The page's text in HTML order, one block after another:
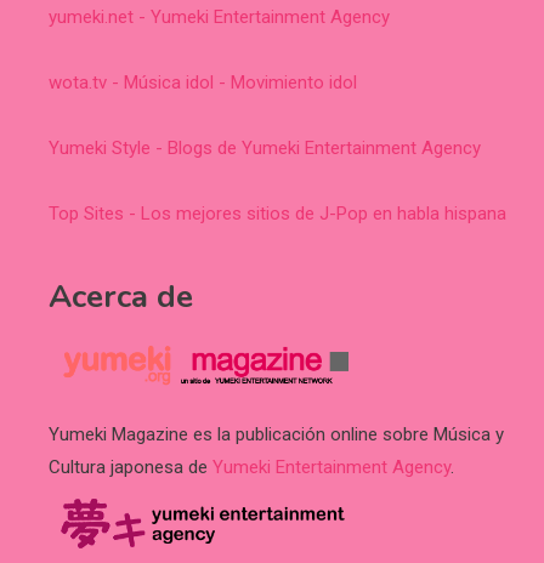
yumeki.net - Yumeki Entertainment Agency
wota.tv - Música idol - Movimiento idol
Yumeki Style - Blogs de Yumeki Entertainment Agency
Top Sites - Los mejores sitios de J-Pop en habla hispana
Acerca de
Yumeki Magazine es la publicación online sobre Música y
Cultura japonesa de Yumeki Entertainment Agency.